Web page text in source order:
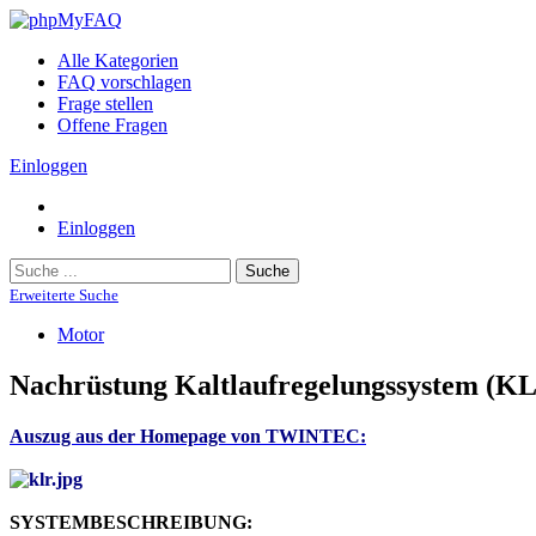
Alle Kategorien
FAQ vorschlagen
Frage stellen
Offene Fragen
Einloggen
Einloggen
Suche
Erweiterte Suche
Motor
Nachrüstung Kaltlaufregelungssystem
Auszug aus der Homepage von TWINTEC:
SYSTEMBESCHREIBUNG: